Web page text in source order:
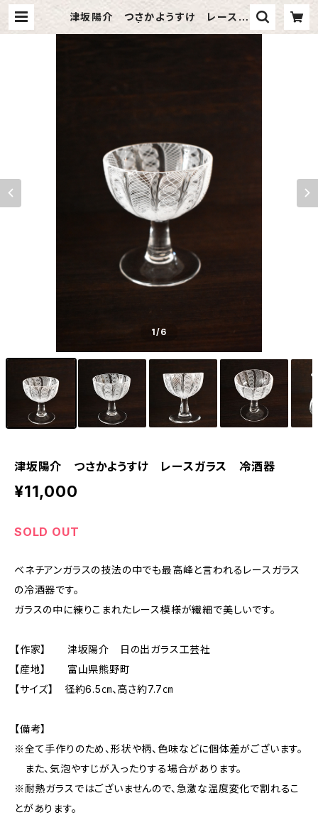
津坂陽介 つさかようすけ レースガ
1/6
津坂陽介 つさかようすけ レースガラス 冷酒器
¥11,000
SOLD OUT
ベネチアンガラスの技法の中でも最高峰と言われるレースガラス
の冷酒器です。
ガラスの中に練りこまれたレース模様が繊細で美しいです。
【作家】 津坂陽介 日の出ガラス工芸社
【産地】 富山県熊野町
【サイズ】 径約6.5㎝、高さ約7.7㎝
【備考】
※全て手作りのため、形状や柄、色味などに個体差がございます。
また、気泡やすじが入ったりする場合があります。
※耐熱ガラスではございませんので、急激な温度変化で割れるこ
とがあります。